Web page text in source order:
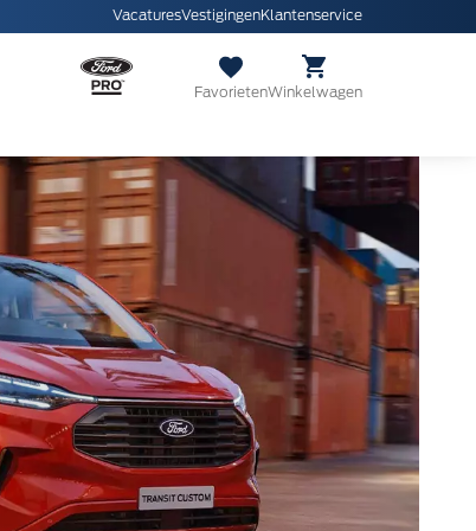
VacaturesVestigingenKlantenservice
FavorietenWinkelwagen